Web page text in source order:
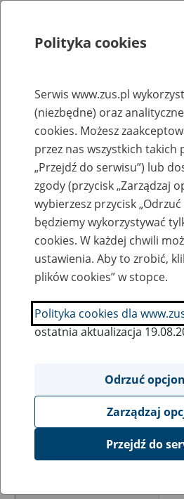
Rejestry, ewidencje i archiwa
Baza
przekształconych
Nazwa zakładu pracy:
SZUKAJ
Ukryj wszystkie pozycje bazy
Polityka cookies
Serwis www.zus.pl
(niezbędne) oraz
cookies. Możesz
przez nas wszystkich takich
„Przejdź do serwisu”) lub
zgody (przycisk „Zarządzaj
wybierzesz przycisk
będziemy wykorzystywać
cookies. W każdej chwili
ustawienia. Aby to zrobić,
plików cookies” w stopce.
Polityka cookies dla
ostatnia aktualizacja
Odrzuć
Zarządzaj
Przejdź do